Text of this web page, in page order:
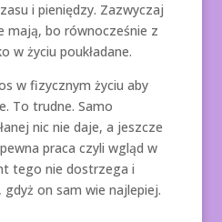
i pieniędzy. Zazwyczaj
mają, bo równocześnie z
w życiu poukładane.
w fizycznym życiu aby
To trudne. Samo
nic nie daje, a jeszcze
praca czyli wgląd w
tego nie dostrzega i
on sam wie najlepiej.